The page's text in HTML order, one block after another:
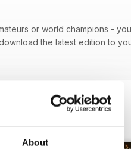
About
or world champions -
the latest edition to